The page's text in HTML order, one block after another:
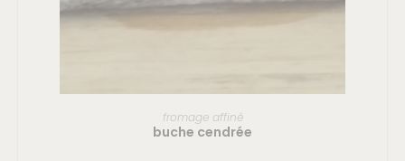
AJOUTER AU PANIER
fromage affiné
buche cendrée